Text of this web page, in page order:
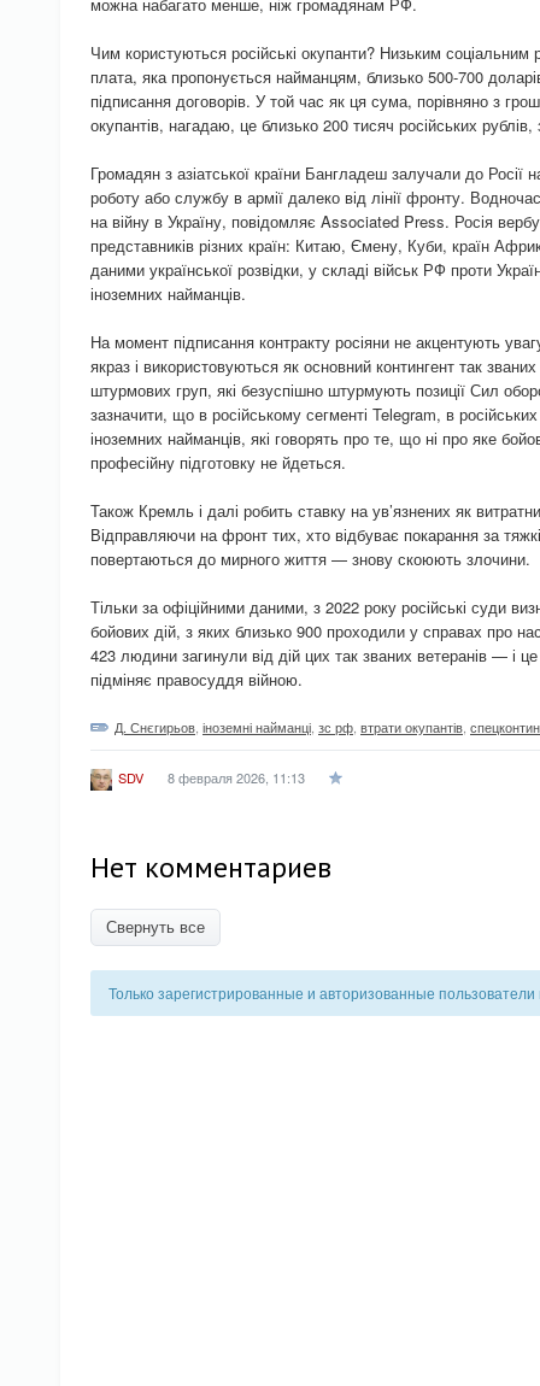
Чим користуються російські окупанти? Низьким соціальним
плата, яка пропонується найманцям, близько 500-700
підписання договорів. У той час як ця сума, порівняно з
окупантів, нагадаю, це близько 200 тисяч російських
Громадян з азіатської країни Бангладеш залучали до Росії
роботу або службу в армії далеко від лінії фронту.
на війну в Україну, повідомляє Associated Press. Росія
представників різних країн: Китаю, Ємену, Куби, країн
даними української розвідки, у складі військ РФ проти
іноземних найманців.
На момент підписання контракту росіяни не акцентують
якраз і використовуються як основний контингент так
штурмових груп, які безуспішно штурмують позиції Сил
зазначити, що в російському сегменті Telegram, в
іноземних найманців, які говорять про те, що ні про яке
професійну підготовку не йдеться.
Також Кремль і далі робить ставку на ув’язнених як
Відправляючи на фронт тих, хто відбуває покарання за
повертаються до мирного життя — знову скоюють злочини.
Тільки за офіційними даними, з 2022 року російські суди
бойових дій, з яких близько 900 проходили у справах про
423 людини загинули від дій цих так званих ветеранів — і
підміняє правосуддя війною.
Д. Снєгирьов іноземні найманці зс рф втрати окупантів
SDV 8 февраля 2026, 11:13
Нет комментариев
Свернуть все
Только зарегистрированные и авторизованные